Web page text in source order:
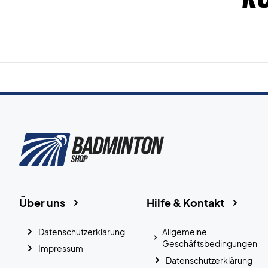
Hilfe & Kontakt
Allgemeine
Geschäftsbedingungen
Datenschutzerklärung
Über uns
Datenschutzerklärung
Impressum